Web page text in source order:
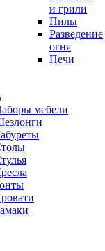
и грили
Пилы
Разведение
огня
Печи
мебели